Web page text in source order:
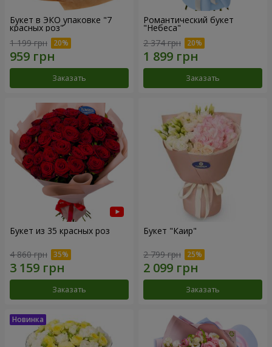
Букет в ЭКО упаковке "7
красных роз"
1 199 грн
Заказать
Романтический букет
"Небеса"
2 374 грн
Заказать
Букет из 35 красных роз
4 860 грн
Заказать
Букет "Каир"
2 799 грн
Заказать